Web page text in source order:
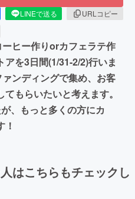
LINEで送る
URLコピー
ヒー作りorカフェラテ作
アを3日間(1/31-2/2)行いま
ンディングで集め、お客
もらいたいと考えます。
、もっと多くの方にカ
はこちらもチェックし